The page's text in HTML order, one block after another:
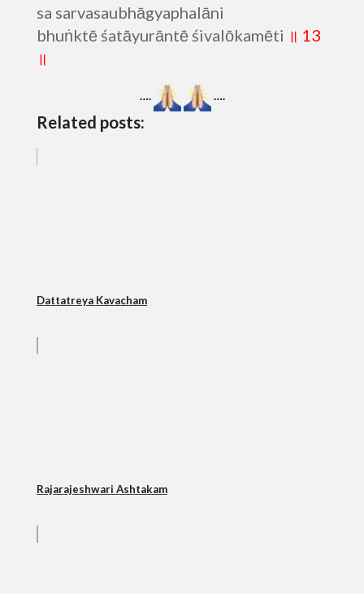
sa sarvasaubhāgyaphalāni
bhuṅktē śatāyurāntē śivalōkamēti ॥ 13
॥
…. ….
Related posts:
Dattatreya Kavacham
Rajarajeshwari Ashtakam